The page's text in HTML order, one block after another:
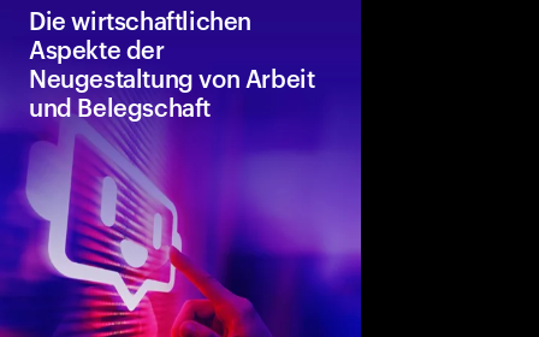
Die wirtschaftlichen
Aspekte der
Neugestaltung von Arbeit
und Belegschaft